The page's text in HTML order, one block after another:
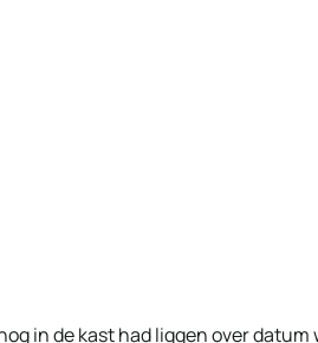
in de kast had liggen over